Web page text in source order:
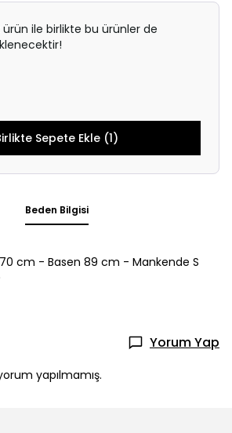
ürün ile birlikte bu ürünler de
Sepete Ekle (1)
Beden Bilgisi
cm - Basen 89 cm - Mankende S
Yorum Yap
yapılmamış.